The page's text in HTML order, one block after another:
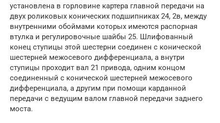
установлена в горловине картера главной передачи на
двух роликовых конических подшипниках 24, 2в, между
внутренними обоймами которых имеются распорная
втулка и регулировочные шайбы 25. Шлифованный
конец ступицы этой шестерни соединен с конической
шестерней межосевого дифференциала, а внутри
ступицы проходит вал 21 привода, одним концом
соединенный с конической шестерней межосевого
дифференциала, а другим при помощи карданной
передачи с ведущим валом главной передачи заднего
моста.